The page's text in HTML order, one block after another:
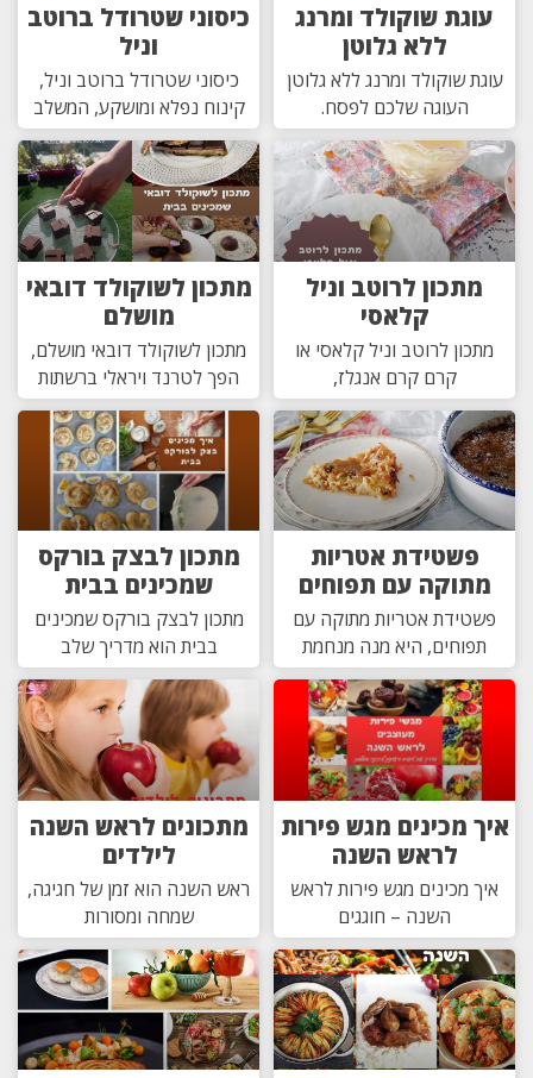
עוגת שוקולד ומרנג
ללא גלוטן
עוגת שוקולד ומרנג ללא גלוטן
העוגה שלכם לפסח.
כיסוני שטרודל ברוטב
וניל
כיסוני שטרודל ברוטב וניל,
קינוח נפלא ומושקע, המשלב
מתכון לרוטב וניל
קלאסי
מתכון לרוטב וניל קלאסי או
קרם קרם אנגלז,
מתכון לשוקולד דובאי
מושלם
מתכון לשוקולד דובאי מושלם,
הפך לטרנד ויראלי ברשתות
פשטידת אטריות
מתוקה עם תפוחים
פשטידת אטריות מתוקה עם
תפוחים, היא מנה מנחמת
מתכון לבצק בורקס
שמכינים בבית
מתכון לבצק בורקס שמכינים
בבית הוא מדריך שלב
איך מכינים מגש פירות
לראש השנה
איך מכינים מגש פירות לראש
השנה – חוגגים
מתכונים לראש השנה
לילדים
ראש השנה הוא זמן של חגיגה,
שמחה ומסורות